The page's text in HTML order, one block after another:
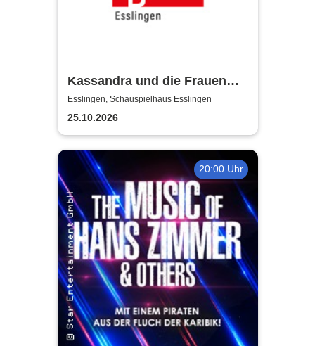
Kassandra und die Frauen
Trojas - Württembergische
Landesbühne Esslingen
Esslingen, Schauspielhaus Esslingen
25.10.2026
20:00 Uhr